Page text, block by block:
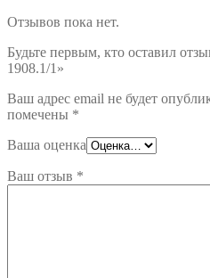
Отзывов пока нет.
Будьте первым, кто оставил
1908.1/1»
Ваш адрес email не будет
помечены *
Ваша оценка
Ваш отзыв *